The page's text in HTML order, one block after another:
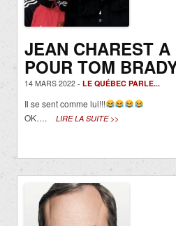
JEAN CHAREST A
POUR TOM
14 MARS 2022 - LE QUÉBEC PARLE...
Il se sent comme lui!!!
OK….
LIRE LA SUITE >>